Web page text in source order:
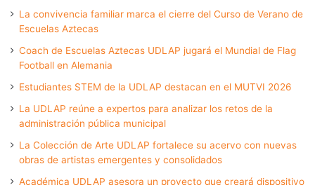
La convivencia familiar marca el cierre del Curso de Verano de
Escuelas Aztecas
Coach de Escuelas Aztecas UDLAP jugará el Mundial de Flag
Football en Alemania
Estudiantes STEM de la UDLAP destacan en el MUTVI 2026
La UDLAP reúne a expertos para analizar los retos de la
administración pública municipal
La Colección de Arte UDLAP fortalece su acervo con nuevas
obras de artistas emergentes y consolidados
Académica UDLAP asesora un proyecto que creará dispositivo